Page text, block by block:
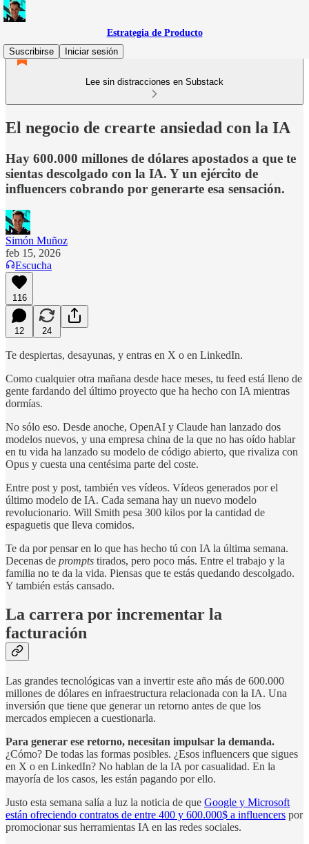
Estrategia de Producto
Suscribirse
Iniciar sesión
Lee sin distracciones en Substack
El negocio de crearte ansiedad con la IA
Hay 600.000 millones de dólares apostados a que te
sientas descolgado con la IA. Y un ejército de
influencers cobrando por generarte esa sensación.
Simón Muñoz
feb 15, 2026
Escucha
116
12 24
Te despiertas, desayunas, y entras en X o en LinkedIn.
Como cualquier otra mañana desde hace meses, tu feed está lleno de
gente fardando del último proyecto que ha hecho con IA mientras
dormías.
No sólo eso. Desde anoche, OpenAI y Claude han lanzado dos
modelos nuevos, y una empresa china de la que no has oído hablar
en tu vida ha lanzado su modelo de código abierto, que rivaliza con
Opus y cuesta una centésima parte del coste.
Entre post y post, también ves vídeos. Vídeos generados por el
último modelo de IA. Cada semana hay un nuevo modelo
revolucionario. Will Smith pesa 300 kilos por la cantidad de
espaguetis que lleva comidos.
Te da por pensar en lo que has hecho tú con IA la última semana.
Decenas de prompts tirados, pero poco más. Entre el trabajo y la
familia no te da la vida. Piensas que te estás quedando descolgado.
Y también estás cansado.
La carrera por incrementar la
facturación
Las grandes tecnológicas van a invertir este año más de 600.000
millones de dólares en infraestructura relacionada con la IA. Una
inversión que tiene que generar un retorno antes de que los
mercados empiecen a cuestionarla.
Para generar ese retorno, necesitan impulsar la demanda.
¿Cómo? De todas las formas posibles. ¿Esos influencers que sigues
en X o en LinkedIn? No hablan de la IA por casualidad. En la
mayoría de los casos, les están pagando por ello.
Justo esta semana salía a luz la noticia de que Google y Microsoft
están ofreciendo contratos de entre 400 y 600.000$ a influencers por
promocionar sus herramientas IA en las redes sociales.